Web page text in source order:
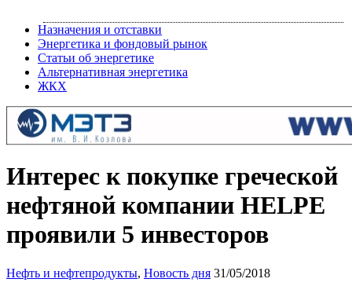
Назначения и отставки
Энергетика и фондовый рынок
Статьи об энергетике
Альтернативная энергетика
ЖКХ
Интерес к покупке греческой
нефтяной компании HELPE
проявили 5 инвесторов
Нефть и нефтепродукты, Новость дня 31/05/2018